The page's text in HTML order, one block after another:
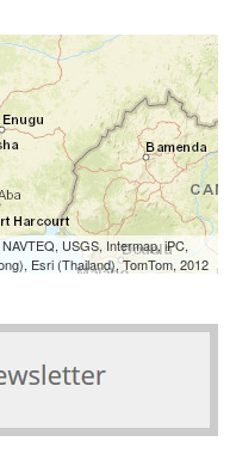
USGS, Intermap, iPC,
Esri (Thailand), TomTom, 2012